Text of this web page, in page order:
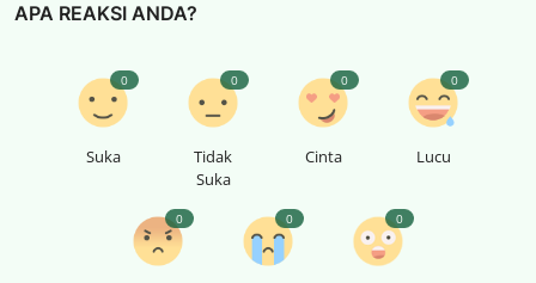
APA REAKSI ANDA?
Suka
0
Tidak
Suka
0
Cinta
0
Lucu
0
0 0 0